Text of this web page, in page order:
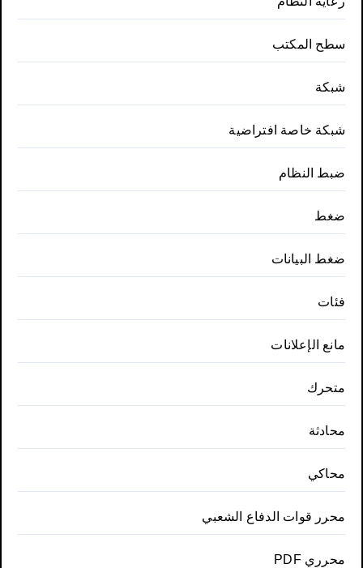
سطح المكتب
شبكة
شبكة خاصة افتراضية
ضبط النظام
ضغط
ضغط البيانات
فئات
مانع الإعلانات
متحرك
محادثة
محاكي
محرر قوات الدفاع الشعبي
محرري PDF